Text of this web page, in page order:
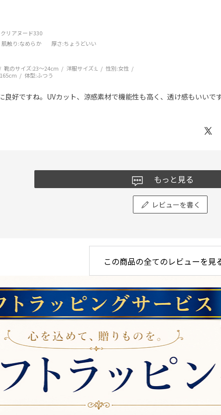
リアヌード330
肌触り:なめらか 厚さ:ちょうどいい
靴のサイズ:23～24cm 洋服サイズ:L 性別:女性
体型:ふつう
良好ですね。UVカット、涼感素材で機能性も高く、透け感もいい
もっと見る
レビューを書く
この商品の全てのレビューを見